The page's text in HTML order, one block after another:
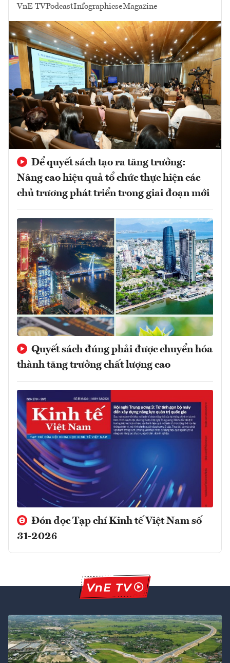
VnE TVPodcastInfographicseMagazine
Để quyết sách tạo ra tăng trưởng:
Nâng cao hiệu quả tổ chức thực hiện các
chủ trương phát triển trong giai đoạn mới
Quyết sách đúng phải được chuyển hóa
thành tăng trưởng chất lượng cao
Đón đọc Tạp chí Kinh tế Việt Nam số
31-2026